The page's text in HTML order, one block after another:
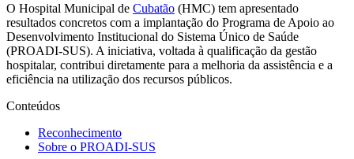
O Hospital Municipal de Cubatão (HMC) tem apresentado
resultados concretos com a implantação do Programa de Apoio ao
Desenvolvimento Institucional do Sistema Único de Saúde
(PROADI-SUS). A iniciativa, voltada à qualificação da gestão
hospitalar, contribui diretamente para a melhoria da assistência e a
eficiência na utilização dos recursos públicos.
Conteúdos
Reconhecimento
Sobre o PROADI-SUS